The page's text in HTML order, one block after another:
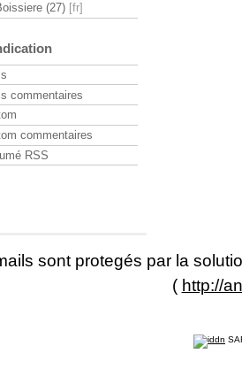
(27)
commentaires
commentaires
RSS
sont protegés par la
( http://